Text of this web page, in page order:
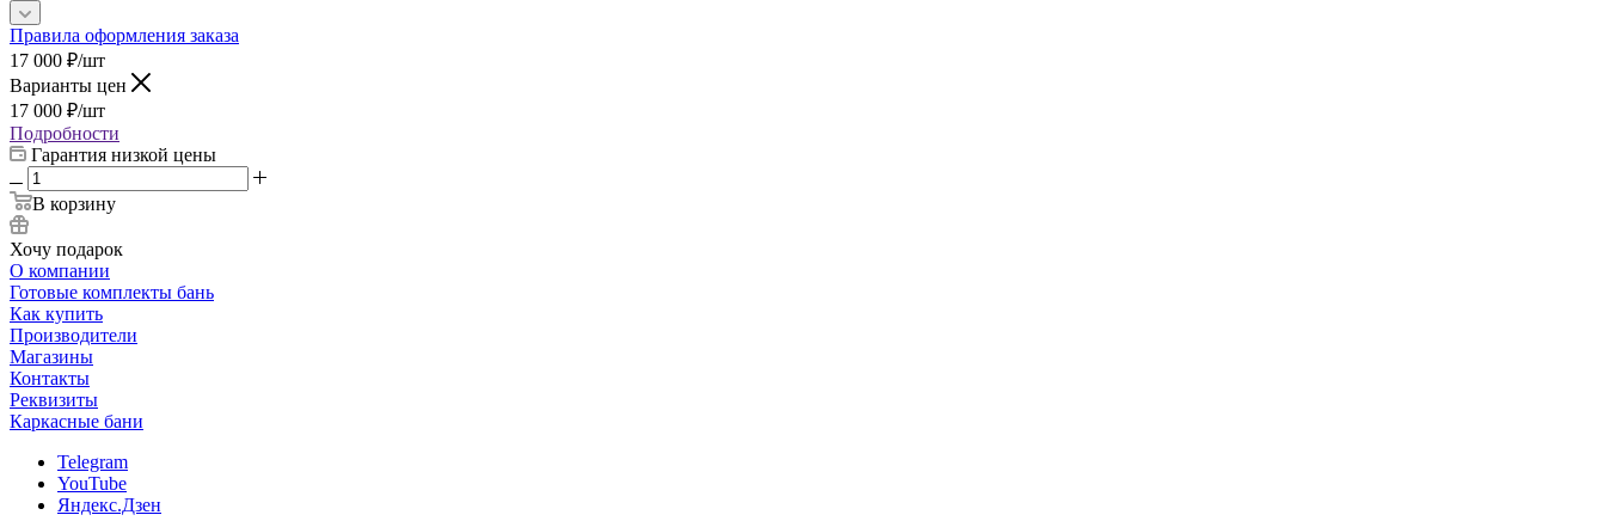
Правила оформления заказа
17 000 ₽/шт
Варианты цен
17 000 ₽/шт
Подробности
Гарантия низкой цены
В корзину
Хочу подарок
О компании
Готовые комплекты бань
Как купить
Производители
Магазины
Контакты
Реквизиты
Каркасные бани
Telegram
YouTube
Яндекс.Дзен